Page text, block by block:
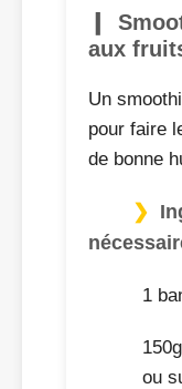
aux
Un
pour faire
de bonne
1
ou